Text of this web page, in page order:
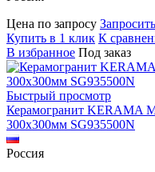
Цена по запросу
Купить в 1 клик К
В избранное Под заказ
Быстрый просмотр
Керамогранит KERAMA
300х300мм SG935500N
Россия